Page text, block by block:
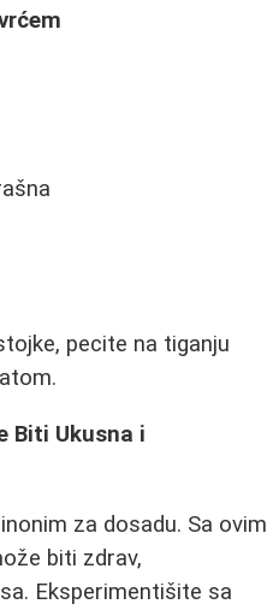
pecite na tiganju
Biti Ukusna i
za dosadu. Sa ovim
biti zdrav,
Eksperimentišite sa